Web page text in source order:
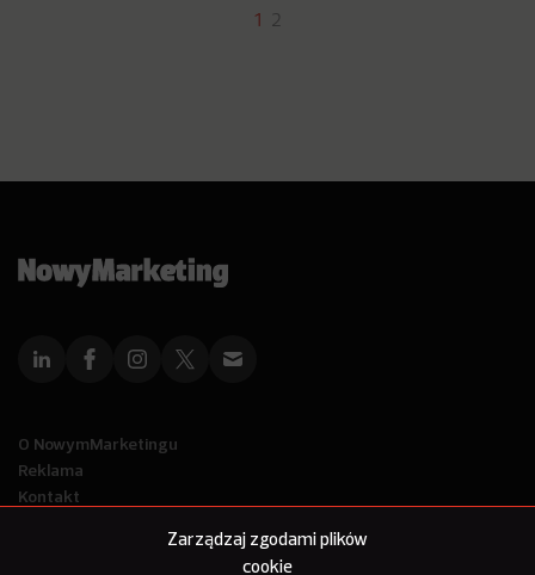
Zarządzaj zgodami plików
cookie
1 2
O NowymMarketingu
Reklama
Kontakt